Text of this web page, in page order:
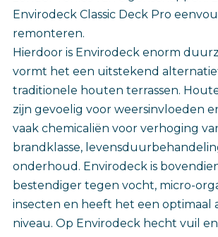
Envirodeck Classic Deck Pro
remonteren. ‎
Hierdoor is Envirodeck enorm
vormt het een uitstekend
traditionele houten terrassen.
zijn gevoelig voor weersinvloeden
vaak chemicaliën voor verhoging
brandklasse,
onderhoud. Envirodeck is
bestendiger tegen vocht, micro-
insecten en heeft het een optimaal
niveau. Op Envirodeck hecht vuil